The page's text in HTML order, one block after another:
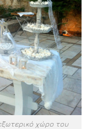
χώρο του